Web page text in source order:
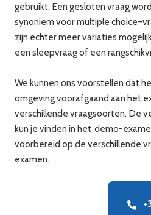
gebruikt. Een gesloten vraag
synoniem voor multiple choice–
zijn echter meer variaties
een sleepvraag of een
We kunnen ons voorstellen dat
omgeving voorafgaand aan het
verschillende vraagsoorten. De
kun je vinden in het demo-
voorbereid op de verschillende
examen.